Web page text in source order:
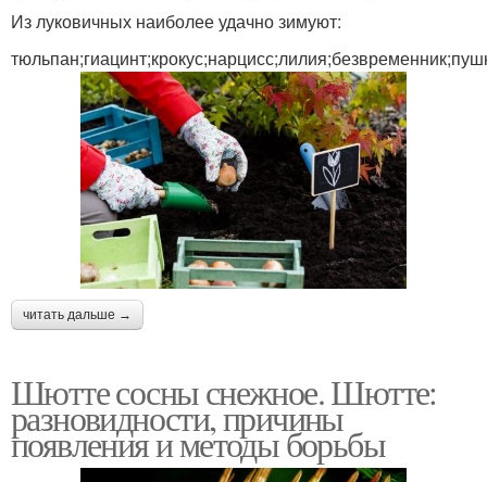
Из луковичных наиболее удачно зимуют:
читать дальше →
Шютте сосны снежное. Шютте:
разновидности, причины
появления и методы борьбы